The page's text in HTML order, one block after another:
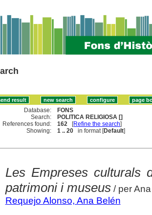
Database:
FONS
Search:
POLITICA RELIGIOSA []
References found:
162 [Refine the search]
Showing:
1 .. 20 in format [Default]
Les Empreses culturals
patrimoni i museus/ per
Requejo Alonso, Ana Belén